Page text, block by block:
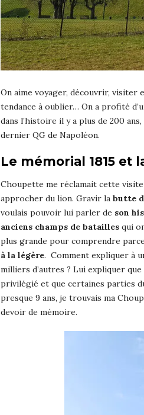
On aime voyager, découvrir, visiter
tendance à oublier… On a profité
dans l’histoire il y a plus de 200
dernier QG de Napoléon.
Le mémorial 1815 et
Choupette me réclamait cette
approcher du lion. Gravir la butte
voulais pouvoir lui parler de son
anciens champs de batailles qui
plus grande pour comprendre parce
à la légère. Comment expliquer à
milliers d’autres ? Lui expliquer
privilégié et que certaines parties
presque 9 ans, je trouvais ma
devoir de mémoire.